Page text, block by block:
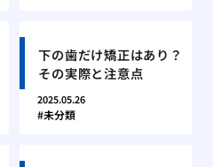
下の歯だけ矯正はあり？
その実際と注意点
2025.05.26
未分類